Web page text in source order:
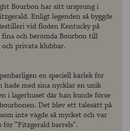
Bourbon har sitt ursprung i
Enligt legenden så byggde
vid floden Kentucky på
fina och berömda Bourbon till
privata klubbar.
en speciell kärlek för
hade med sina nycklar en unik
i lagerhuset där han kunde förse
Det blev ett talesätt på
inte vägde så mycket och var
”Fitzgerald barrels”.